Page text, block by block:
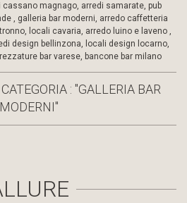
magnago, arredi samarate, pub
, galleria bar moderni, arredo caffetteria
locali cavaria, arredo luino e laveno ,
design bellinzona, locali design locarno,
bar varese, bancone bar milano
: "GALLERIA BAR
MODERNI"